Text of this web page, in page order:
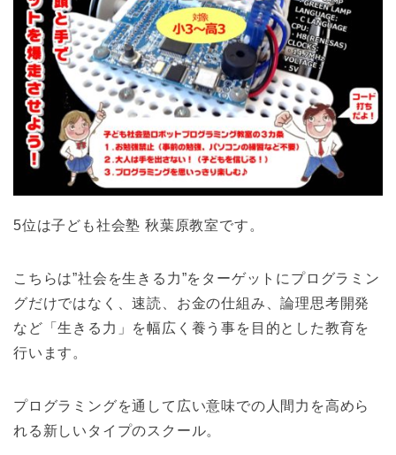
5位は子ども社会塾 秋葉原教室です。
こちらは”社会を生きる力”をターゲットにプログラミン
グだけではなく、速読、お金の仕組み、論理思考開発
など「生きる力」を幅広く養う事を目的とした教育を
行います。
プログラミングを通して広い意味での人間力を高めら
れる新しいタイプのスクール。